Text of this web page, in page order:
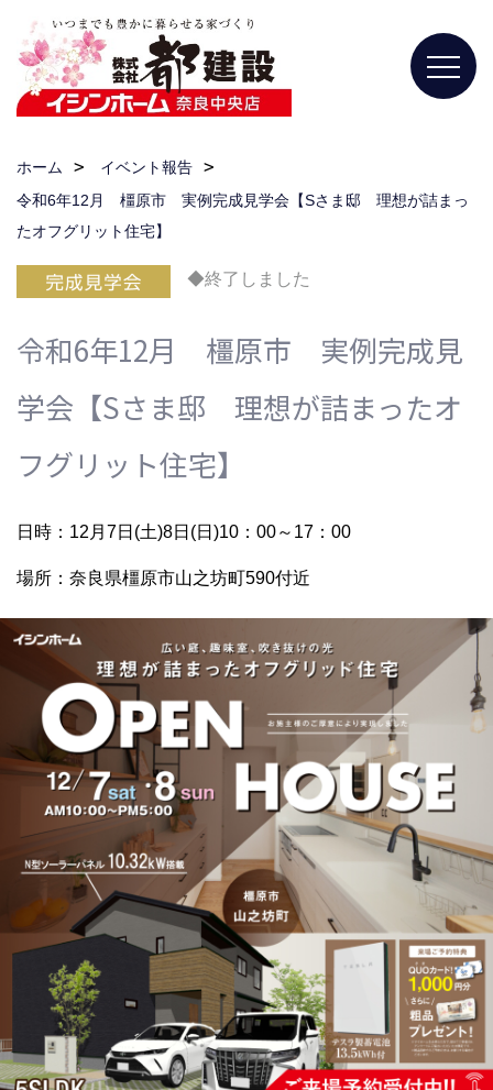
ホーム
イベント報告
令和6年12月 橿原市 実例完成見学会【Sさま邸 理想が詰まっ
たオフグリット住宅】
◆終了しました
令和6年12月 橿原市 実例完成見
学会【Sさま邸 理想が詰まったオ
フグリット住宅】
日時：12月7日(土)8日(日)10：00～17：00
場所：奈良県橿原市山之坊町590付近